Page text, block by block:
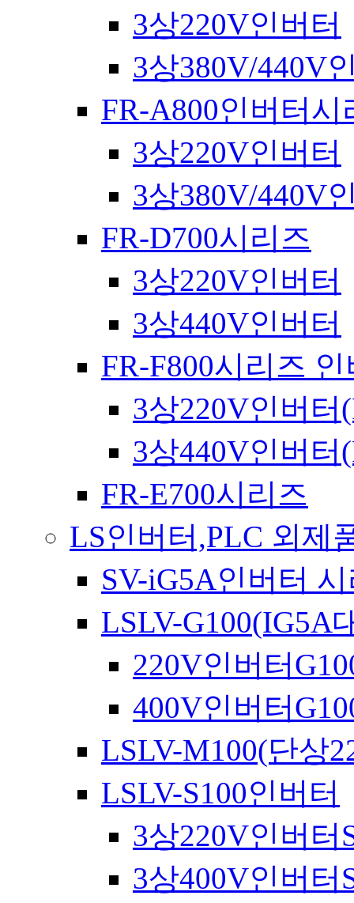
3상220V인버터
3상380V/440V
FR-A800인버터시
3상220V인버터
3상380V/440V
FR-D700시리즈
3상220V인버터
3상440V인버터
FR-F800시리즈
3상220V인버터
3상440V인버터
FR-E700시리즈
LS인버터,PLC 외제
SV-iG5A인버터
LSLV-G100(IG5A
220V인버터
400V인버터
LSLV-M100(단상
LSLV-S100인버터
3상220V인버터
3상400V인버터